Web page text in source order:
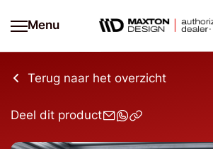
Menu
Terug naar het overzicht
Deel dit product